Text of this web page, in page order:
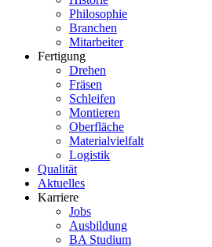
Philosophie
Branchen
Mitarbeiter
Fertigung
Drehen
Fräsen
Schleifen
Montieren
Oberfläche
Materialvielfalt
Logistik
Qualität
Aktuelles
Karriere
Jobs
Ausbildung
BA Studium